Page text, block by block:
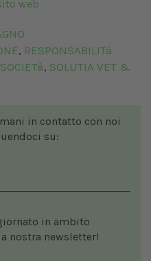
, RESPONSABILITà
SOCIETà, SOLUTIA VET &
in contatto con noi
su:
in ambito
nostra newsletter!